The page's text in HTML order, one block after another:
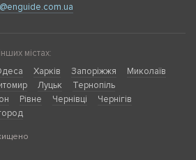
містах:
Харків Запоріжжя
Миколаїв
Луцьк
Тернопіль
Рівне Чернівці
Чернігів